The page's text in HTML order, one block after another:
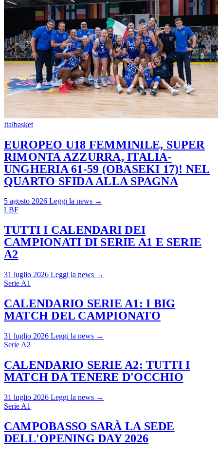
Italbasket
EUROPEO U18 FEMMINILE, SUPER
RIMONTA AZZURRA, ITALIA-
UNGHERIA 61-59 (OBASEKI 17)! NEL
QUARTO SFIDA ALLA SPAGNA
5 agosto 2026 Leggi la news →
LBF
TUTTI I CALENDARI DEI
CAMPIONATI DI SERIE A1 E SERIE
A2
31 luglio 2026 Leggi la news →
Serie A1
CALENDARIO SERIE A1: I BIG
MATCH DEL CAMPIONATO
31 luglio 2026 Leggi la news →
Serie A2
CALENDARIO SERIE A2: TUTTI I
MATCH DA TENERE D'OCCHIO
31 luglio 2026 Leggi la news →
Serie A1
CAMPOBASSO SARÀ LA SEDE
DELL'OPENING DAY 2026